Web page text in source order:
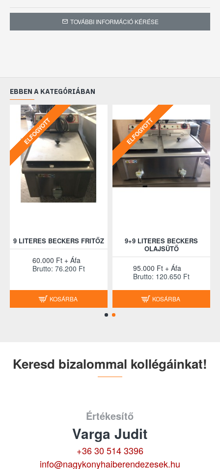
TOVÁBBI INFORMÁCIÓ KÉRÉSE
EBBEN A KATEGÓRIÁBAN
ELFOGYOTT
9 LITERES BECKERS FRITŐZ
60.000 Ft + Áfa
Brutto: 76.200 Ft
KOSÁRBA
ELFOGYOTT
9+9 LITERES BECKERS
OLAJSÜTŐ
95.000 Ft + Áfa
Brutto: 120.650 Ft
KOSÁRBA
Keresd bizalommal kollégáinkat!
Értékesítő
Varga Judit
+36 30 514 3396
info@nagykonyhaiberendezesek.hu